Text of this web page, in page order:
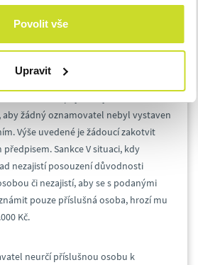
Povolit vše
Upravit
zavést vnitřní oznamovací
oznámení, zajistit tzv.
aby žádný oznamovatel nebyl vystaven
Výše uvedené je žádoucí zakotvit
Sankce V situaci, kdy
nezajistí posouzení důvodnosti
či nezajistí, aby se s podanými
pouze příslušná osoba, hrozí mu
Kč.
neurčí příslušnou osobu k